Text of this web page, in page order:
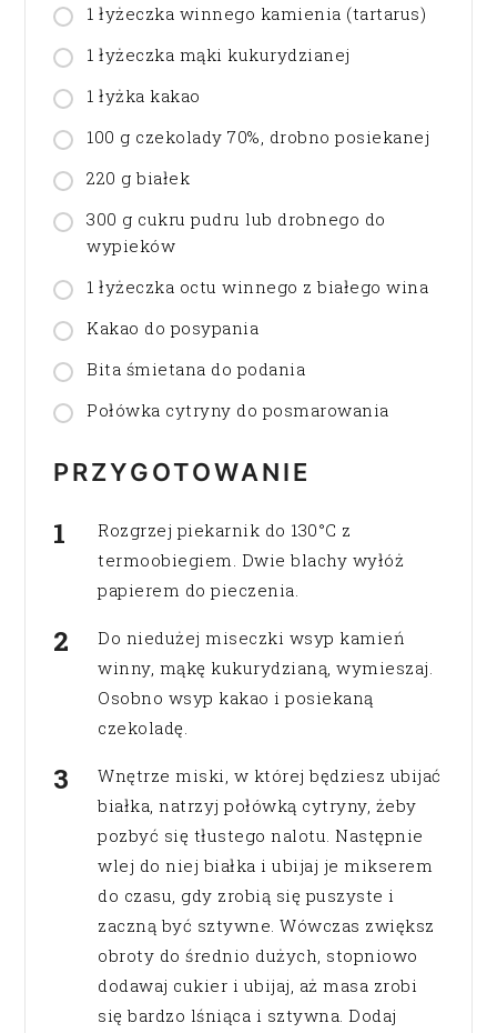
1 łyżeczka winnego kamienia (tartarus)
1 łyżeczka mąki kukurydzianej
1 łyżka kakao
100 g czekolady 70%, drobno posiekanej
220 g białek
300 g cukru pudru lub drobnego do
wypieków
1 łyżeczka octu winnego z białego wina
Kakao do posypania
Bita śmietana do podania
Połówka cytryny do posmarowania
PRZYGOTOWANIE
Rozgrzej piekarnik do 130°C z
termoobiegiem. Dwie blachy wyłóż
papierem do pieczenia.
Do niedużej miseczki wsyp kamień
winny, mąkę kukurydzianą, wymieszaj.
Osobno wsyp kakao i posiekaną
czekoladę.
Wnętrze miski, w której będziesz ubijać
białka, natrzyj połówką cytryny, żeby
pozbyć się tłustego nalotu. Następnie
wlej do niej białka i ubijaj je mikserem
do czasu, gdy zrobią się puszyste i
zaczną być sztywne. Wówczas zwiększ
obroty do średnio dużych, stopniowo
dodawaj cukier i ubijaj, aż masa zrobi
się bardzo lśniąca i sztywna. Dodaj